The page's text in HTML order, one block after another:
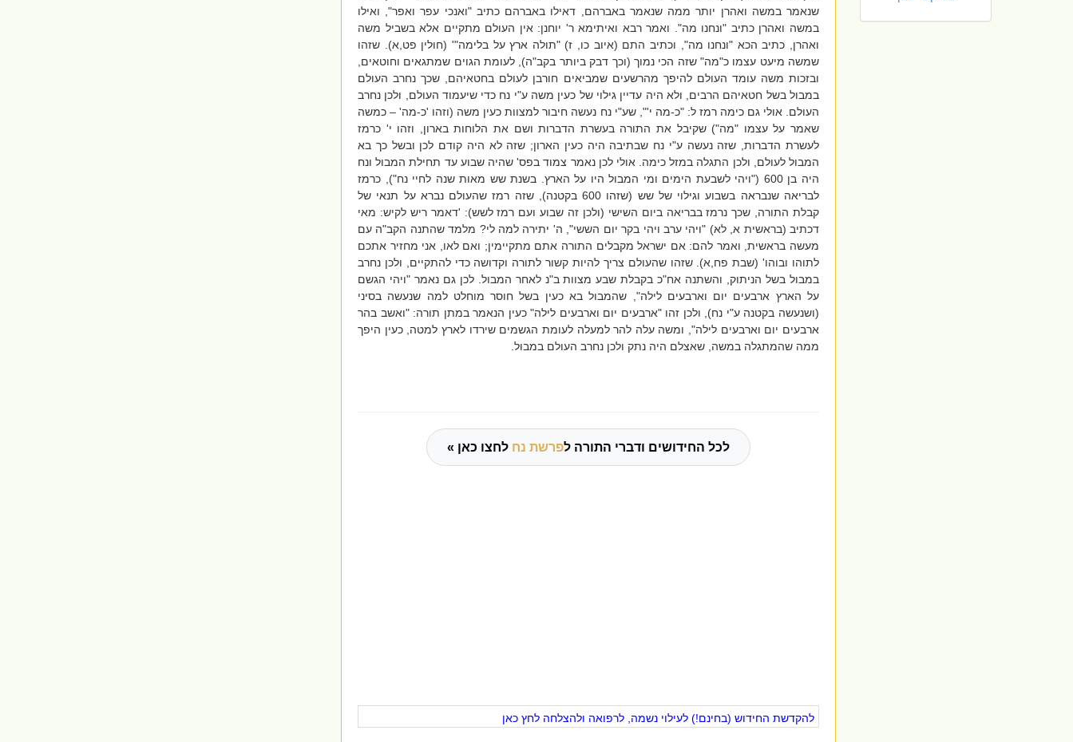
שנאמר במשה ואהרן יותר ממה שנאמר באברהם, דאילו באברהם כתיב "ואנכי עפר ואפר", ואילו
במשה ואהרן כתיב "ונחנו מה". ואמר רבא ואיתימא ר' יוחנן: אין העולם מתקיים אלא בשביל משה
ואהרן, כתיב הכא "ונחנו מה", וכתיב התם (איוב כו, ז) "תולה ארץ על בלימה"' (חולין פט,א). שזהו
שמשה מיעט עצמו כ"מה" שזה הכי נמוך (וכך דבק ביותר בקב"ה), לעומת הגוים שמתגאים וחוטאים,
ובזכות משה עומד העולם להיפך מהרשעים שמביאים חורבן לעולם בחטאיהם, שכך נחרב העולם
במבול בשל חטאיהם הרבים, ולא היה עדיין גילוי של כעין משה ע"י נח כדי שיעמוד העולם, ולכן נחרב
העולם. אולי גם כימה רמז ל: "כ-מה י'", שע"י נח נעשה חיבור למצוות כעין משה (וזהו 'כ-מה' – כמשה
שאמר על עצמו "מה") שקיבל את התורה בעשרת הדברות ושם את הלוחות בארון, וזהו י' כרמז
לעשרת הדברות, שזה נעשה ע"י נח שבתיבה היה כעין הארון; שזה לא היה קודם לכן ובשל כך בא
המבול לעולם, ולכן התגלה במזל כימה. אולי לכן נאמר צמוד בפס' שהיה שבוע עד תחילת המבול ונח
היה בן 600 ("ויהי לשבעת הימים ומי המבול היו על הארץ. בשנת שש מאות שנה לחיי נח"), כרמז
לבריאה שנבראה בשבוע וגילוי של שש (שזהו 600 בקטנה), שזה רמז שהעולם נברא על תנאי של
קבלת התורה, שכך נרמז בבריאה ביום השישי (ולכן זה שבוע ועם רמז לשש): 'דאמר ריש לקיש: מאי
דכתיב (בראשית א, לא) "ויהי ערב ויהי בקר יום הששי", ה' יתירה למה לי? מלמד שהתנה הקב"ה עם
מעשה בראשית, ואמר להם: אם ישראל מקבלים התורה אתם מתקיימין; ואם לאו, אני מחזיר אתכם
לתוהו ובוהו' (שבת פח,א). שזהו שהעולם צריך להיות קשור לתורה וקדושה כדי להתקיים, ולכן נחרב
במבול בשל הניתוק, והשתנה אח"כ בקבלת שבע מצוות ב"נ לאחר המבול. לכן גם נאמר "ויהי הגשם
על הארץ ארבעים יום וארבעים לילה", שהמבול בא כעין בשל חוסר מוחלט למה שנעשה בסיני
(ושנעשה בקטנה ע"י נח), ולכן זהו "ארבעים יום וארבעים לילה" כעין הנאמר במתן תורה:"ואשב בהר
ארבעים יום וארבעים לילה", ומשה עלה להר למעלה לעומת הגשמים שירדו לארץ למטה, כעין היפך
ממה שהמתגלה במשה, שאצלם היה נתק ולכן נחרב העולם במבול.
לכל החידושים ודברי התורה לפרשת נח לחצו כאן »
להקדשת החידוש (בחינם!) לעילוי נשמה, לרפואה ולהצלחה לחץ כאן